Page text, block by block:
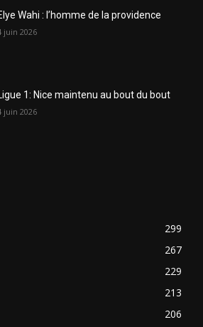
Wahi : l’homme de la providence
juin 2026
1: Nice maintenu au bout du bout
juin 2026
299
267
229
213
206